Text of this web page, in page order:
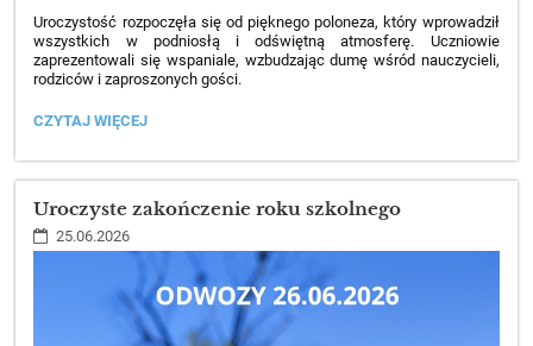
Uroczystość rozpoczęła się od pięknego poloneza, który wprowadził
wszystkich w podniosłą i odświętną atmosferę. Uczniowie
zaprezentowali się wspaniale, wzbudzając dumę wśród nauczycieli,
rodziców i zaproszonych gości.
ZAKOŃCZENIE
CZYTAJ WIĘCEJ
Uroczyste zakończenie roku szkolnego
25.06.2026